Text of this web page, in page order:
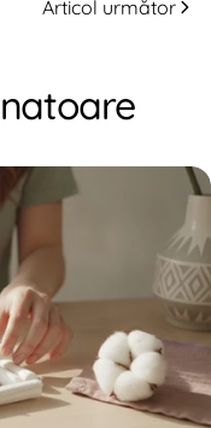
Articol următor